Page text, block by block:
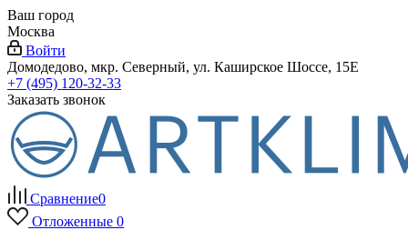
Ваш город
Москва
Войти
Домодедово, мкр. Северный, ул. Каширское Шоссе, 15Е
+7 (495) 120-32-33
Заказать звонок
Сравнение0
Отложенные 0